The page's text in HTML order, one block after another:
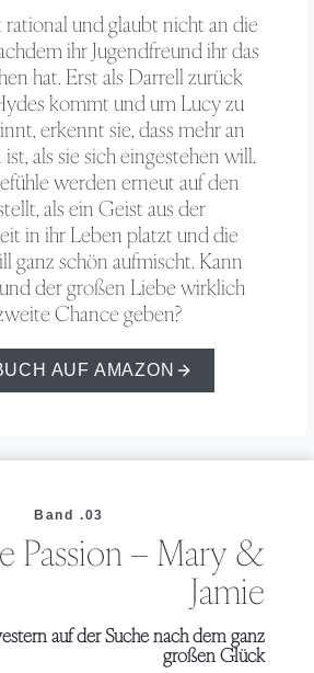
und glaubt nicht an die
ihr Jugendfreund ihr das
hat. Erst als Darrell zurück
kommt und um Lucy zu
erkennt sie, dass mehr an
als sie sich eingestehen will.
werden erneut auf den
als ein Geist aus der
in ihr Leben platzt und die
ganz schön aufmischt. Kann
der großen Liebe wirklich
Chance geben?
AUF AMAZON
Band .03
Passion – Mary &
Jamie
auf der Suche nach dem ganz
großen Glück